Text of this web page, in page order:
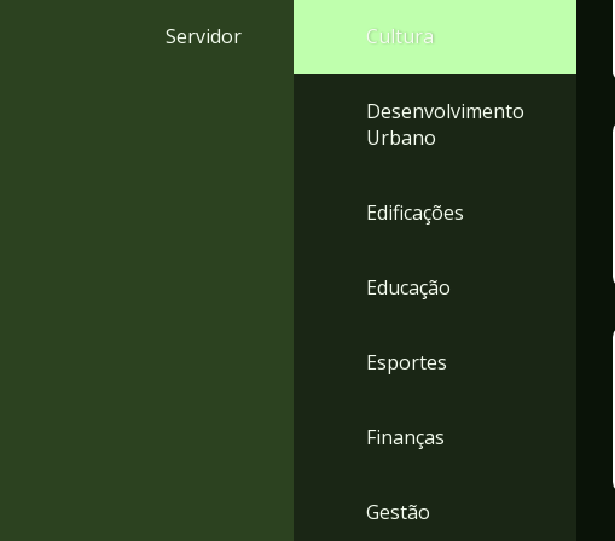
Servidor Cultura
Desenvolvimento
Urbano
Edificações
Educação
Esportes
Finanças
Gestão